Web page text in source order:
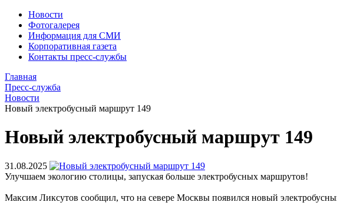
Новости
Фотогалерея
Информация для СМИ
Корпоративная газета
Контакты пресс-службы
Главная
Пресс-служба
Новости
Новый электробусный маршрут 149
Новый электробусный маршрут 149
31.08.2025
Улучшаем экологию столицы, запуская больше электробусных маршрутов!
Максим Ликсутов сообщил, что на севере Москвы появился новый